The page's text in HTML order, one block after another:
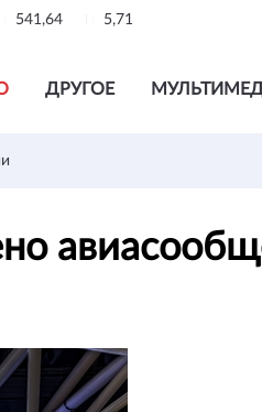
541,64 5,71
ДРУГОЕ